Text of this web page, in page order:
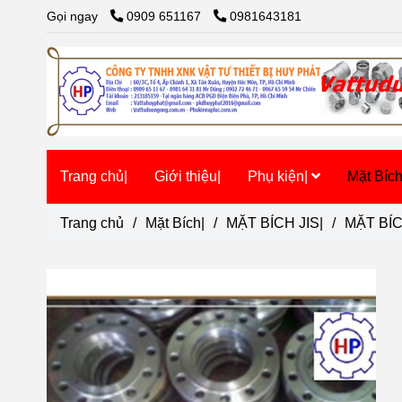
Gọi ngay 0909 651167 0981643181
Trang chủ| Giới thiệu| Phụ kiện| Mặt
Trang chủ / Mặt Bích| / MẶT BÍCH JIS| / MẶT